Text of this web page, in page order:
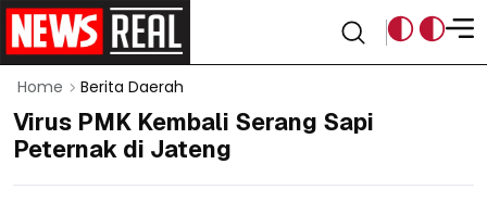
Home Berita Daerah
Virus PMK Kembali Serang Sapi
Peternak di Jateng